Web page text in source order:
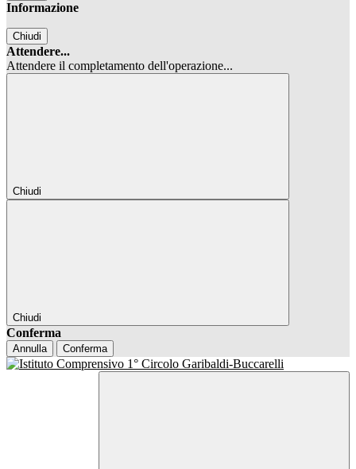
Informazione
Chiudi
Attendere...
Attendere il completamento dell'operazione...
Chiudi
Chiudi
Conferma
Annulla Conferma